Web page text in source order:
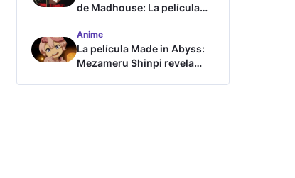
de Madhouse: La película
tráiler
Anime
La película Made in Abyss:
Mezameru Shinpi revela